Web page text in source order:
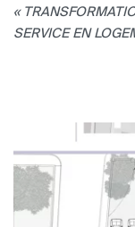
«
SERVICE EN